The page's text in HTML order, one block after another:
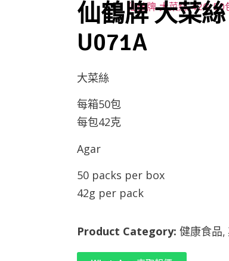
仙鶴牌 大菜
U071A
大菜絲
每箱50包
每包42克
Agar
50 packs per box
42g per pack
Product Category: 健康食品,